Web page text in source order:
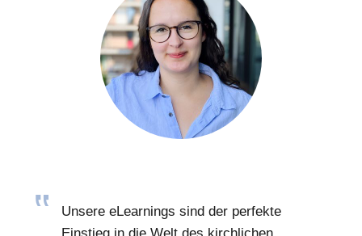
Unsere eLearnings sind der perfekte
Einstieg in die Welt des kirchlichen